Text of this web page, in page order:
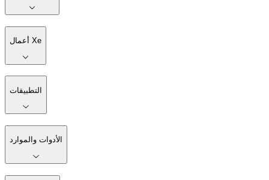
أعمال Xe
التطبيقات
الأدوات والموارد